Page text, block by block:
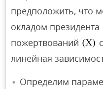
предположить, что
окладом президента
пожертвований
линейная
Определим